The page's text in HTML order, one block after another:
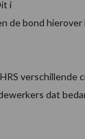
i
de bond hierover
verschillende
dat